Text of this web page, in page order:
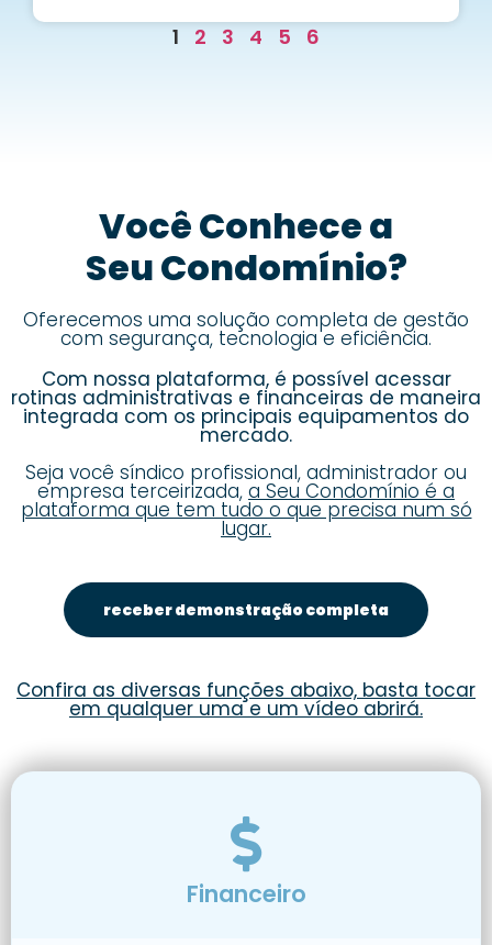
1 2 3 4 5 6
Você Conhece a
Seu Condomínio?
Oferecemos uma solução completa de gestão
com segurança, tecnologia e eficiência.
Com nossa plataforma, é possível acessar
rotinas administrativas e financeiras de maneira
integrada com os principais equipamentos do
mercado.
Seja você síndico profissional, administrador ou
empresa terceirizada, a Seu Condomínio é a
plataforma que tem tudo o que precisa num só
lugar.
receber demonstração completa
Confira as diversas funções abaixo, basta tocar
em qualquer uma e um vídeo abrirá.
Financeiro